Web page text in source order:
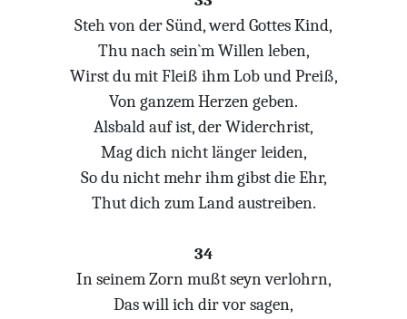
Steh von der Sünd, werd Gottes Kind,
Thu nach sein`m Willen leben,
Wirst du mit Fleiß ihm Lob und Preiß,
Von ganzem Herzen geben.
Alsbald auf ist, der Widerchrist,
Mag dich nicht länger leiden,
So du nicht mehr ihm gibst die Ehr,
Thut dich zum Land austreiben.
34
In seinem Zorn mußt seyn verlohrn,
Das will ich dir vor sagen,